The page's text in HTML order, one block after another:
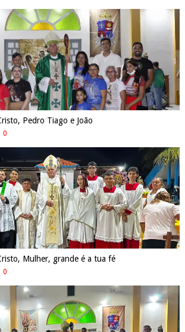
Pedro Tiago e João
0
Mulher, grande é a tua fé
0